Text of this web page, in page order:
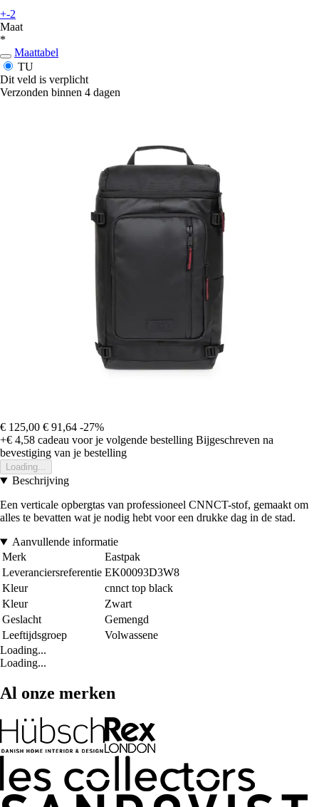
+-2
Maat
*
Maattabel
TU
Dit veld is verplicht
Verzonden binnen 4 dagen
€ 125,00 € 91,64 -27%
+€ 4,58 cadeau voor je volgende bestelling Bijgeschreven na
bevestiging van je bestelling
Loading...
Beschrijving
Een verticale opbergtas van professioneel CNNCT-stof, gemaakt om
alles te bevatten wat je nodig hebt voor een drukke dag in de stad.
Aanvullende informatie
Merk
Eastpak
Leveranciersreferentie EK00093D3W8
Kleur
cnnct top black
Kleur
Zwart
Geslacht
Gemengd
Leeftijdsgroep
Volwassene
Loading...
Loading...
Al onze merken